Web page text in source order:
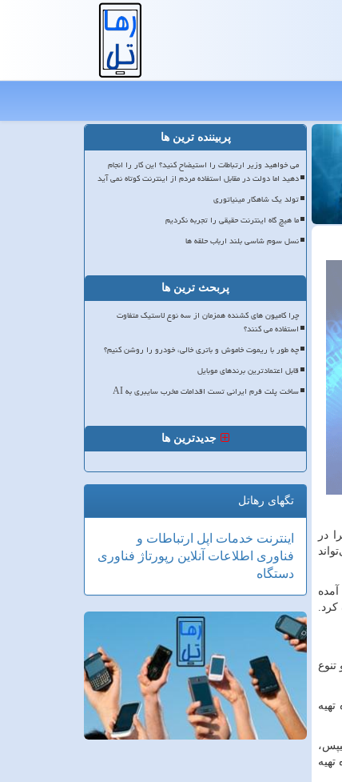
در
آمده
پربیننده ترین ها
می خواهید وزیر ارتباطات را استیضاح کنید؟ این کار را انجام
دهید اما دولت در مقابل استفاده مردم از اینترنت کوتاه نمی آید
تولد یک شاهکار مینیاتوری
ما هیچ گاه اینترنت حقیقی را تجربه نکردیم
نسل سوم شاسی بلند ارباب حلقه ها
پربحث ترین ها
چرا کامیون های کشنده همزمان از سه نوع لاستیک متفاوت
استفاده می کنند؟
چه طور با ریموت خاموش و باتری خالی، خودرو را روشن کنیم؟
قابل اعتمادترین برندهای موبایل
ساخت پلت فرم ایرانی تست اقدامات مخرب سایبری به AI
جدیدترین ها
تگهای رهاتل
اینترنت خدمات اپل ارتباطات و
فناوری اطلاعات آنلاین رپورتاژ فناوری
دستگاه